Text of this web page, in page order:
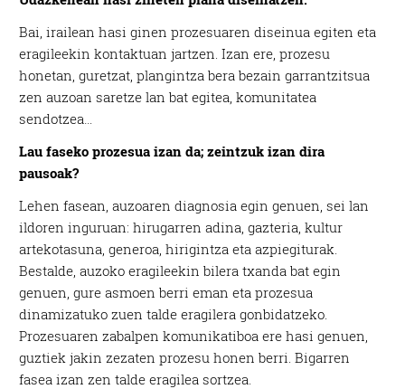
Bai, irailean hasi ginen prozesuaren diseinua egiten eta
eragileekin kontaktuan jartzen. Izan ere, prozesu
honetan, guretzat, plangintza bera bezain garrantzitsua
zen auzoan saretze lan bat egitea, komunitatea
sendotzea…
Lau faseko prozesua izan da; zeintzuk izan dira
pausoak?
Lehen fasean, auzoaren diagnosia egin genuen, sei lan
ildoren inguruan: hirugarren adina, gazteria, kultur
artekotasuna, generoa, hirigintza eta azpiegiturak.
Bestalde, auzoko eragileekin bilera txanda bat egin
genuen, gure asmoen berri eman eta prozesua
dinamizatuko zuen talde eragilera gonbidatzeko.
Prozesuaren zabalpen komunikatiboa ere hasi genuen,
guztiek jakin zezaten prozesu honen berri. Bigarren
fasea izan zen talde eragilea sortzea.